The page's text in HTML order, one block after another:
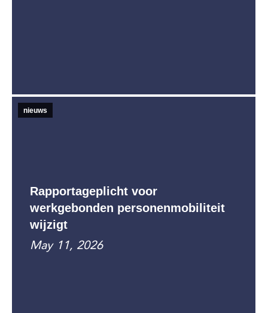
nieuws
Rapportageplicht voor
werkgebonden personenmobiliteit
wijzigt
May 11, 2026